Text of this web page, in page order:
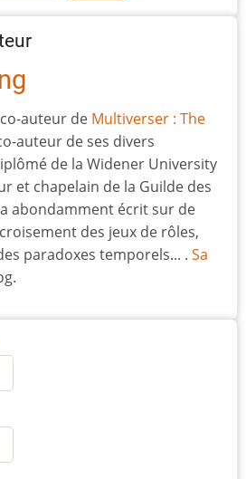
auteur de Multiverser : The
auteur de ses divers
de la Widener University
et chapelain de la Guilde des
abondamment écrit sur de
des jeux de rôles,
paradoxes temporels... . Sa